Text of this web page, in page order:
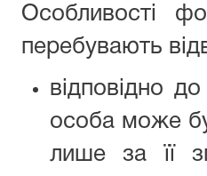
Особливості
перебувають
відповідно
особа може
лише за її